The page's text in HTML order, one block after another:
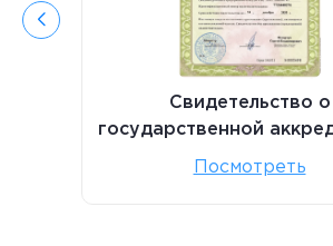
Свидетельство о
государственной
Посмотреть